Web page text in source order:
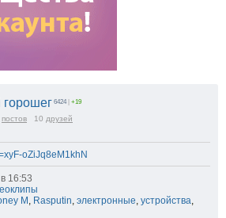
6424 | +19
постов 10 друзей
oZiJq8eM1khN
16:53
M Rasputin электронные устройства